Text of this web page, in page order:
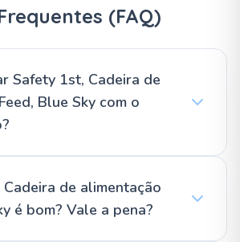
(FAQ)
Safety 1st, Cadeira de
Blue Sky com o
de alimentação
é bom? Vale a pena?